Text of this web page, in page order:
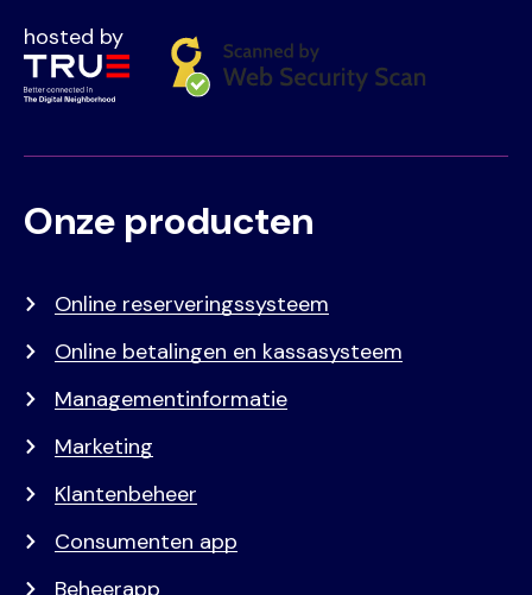
hosted by
Voet
Primair
Onze producten
Online reserveringssysteem
Online betalingen en kassasysteem
Managementinformatie
Marketing
Klantenbeheer
Consumenten app